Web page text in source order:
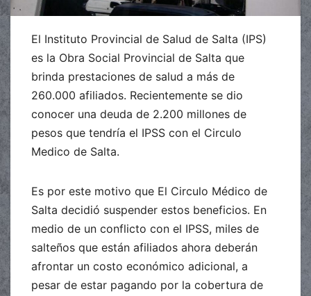
El Instituto Provincial de Salud de Salta (IPS)
es la Obra Social Provincial de Salta que
brinda prestaciones de salud a más de
260.000 afiliados. Recientemente se dio
conocer una deuda de 2.200 millones de
pesos que tendría el IPSS con el Circulo
Medico de Salta.
Es por este motivo que El Circulo Médico de
Salta decidió suspender estos beneficios. En
medio de un conflicto con el IPSS, miles de
salteños que están afiliados ahora deberán
afrontar un costo económico adicional, a
pesar de estar pagando por la cobertura de